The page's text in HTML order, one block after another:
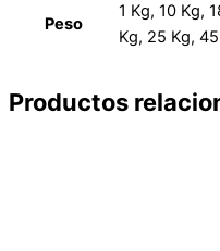
Peso
1 Kg, 10 Kg,
Kg, 25 Kg,
Productos